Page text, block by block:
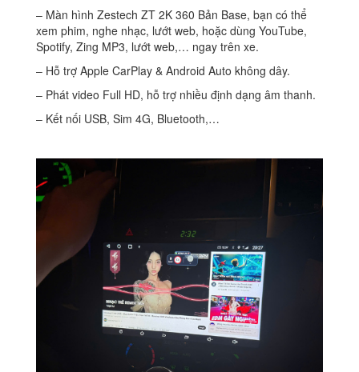
– Màn hình Zestech ZT 2K 360 Bản Base, bạn có thể
xem phim, nghe nhạc, lướt web, hoặc dùng YouTube,
Spotify, Zing MP3, lướt web,… ngay trên xe.
– Hỗ trợ Apple CarPlay & Android Auto không dây.
– Phát video Full HD, hỗ trợ nhiều định dạng âm thanh.
– Kết nối USB, Sim 4G, Bluetooth,…